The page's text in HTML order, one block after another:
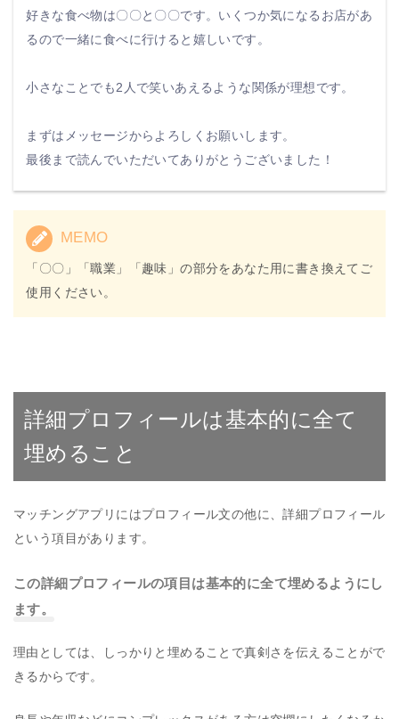
好きな食べ物は〇〇と〇〇です。いくつか気になるお店があ
るので一緒に食べに行けると嬉しいです。
小さなことでも2人で笑いあえるような関係が理想です。
まずはメッセージからよろしくお願いします。
最後まで読んでいただいてありがとうございました！
MEMO
「〇〇」「職業」「趣味」の部分をあなた用に書き換えてご
使用ください。
詳細プロフィールは基本的に全て
埋めること
マッチングアプリにはプロフィール文の他に、詳細プロフィール
という項目があります。
この詳細プロフィールの項目は基本的に全て埋めるようにし
ます。
理由としては、しっかりと埋めることで真剣さを伝えることがで
きるからです。